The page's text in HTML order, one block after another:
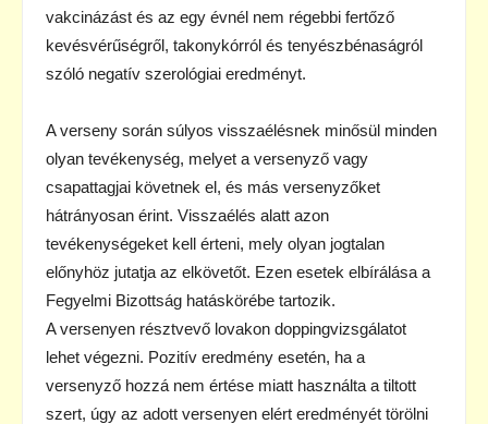
vakcinázást és az egy évnél nem régebbi fertőző
kevésvérűségről, takonykórról és tenyészbénaságról
szóló negatív szerológiai eredményt.
A verseny során súlyos visszaélésnek minősül minden
olyan tevékenység, melyet a versenyző vagy
csapattagjai követnek el, és más versenyzőket
hátrányosan érint. Visszaélés alatt azon
tevékenységeket kell érteni, mely olyan jogtalan
előnyhöz jutatja az elkövetőt. Ezen esetek elbírálása a
Fegyelmi Bizottság hatáskörébe tartozik.
A versenyen résztvevő lovakon doppingvizsgálatot
lehet végezni. Pozitív eredmény esetén, ha a
versenyző hozzá nem értése miatt használta a tiltott
szert, úgy az adott versenyen elért eredményét törölni